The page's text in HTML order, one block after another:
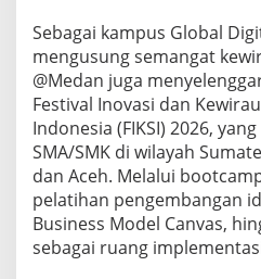
Sebagai kampus Global
mengusung semangat
@Medan juga
Festival Inovasi dan
Indonesia (FIKSI) 2026,
SMA/SMK di wilayah
dan Aceh. Melalui
pelatihan pengembangan
Business Model Canvas,
sebagai ruang